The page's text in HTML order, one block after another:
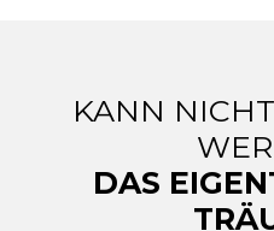
KANN
DAS